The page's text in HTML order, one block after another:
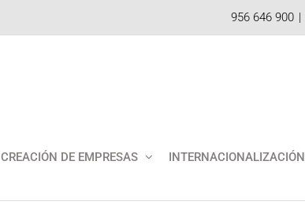
956 646 900 |
CREACIÓN DE EMPRESAS INTERNACIONALIZACIÓN